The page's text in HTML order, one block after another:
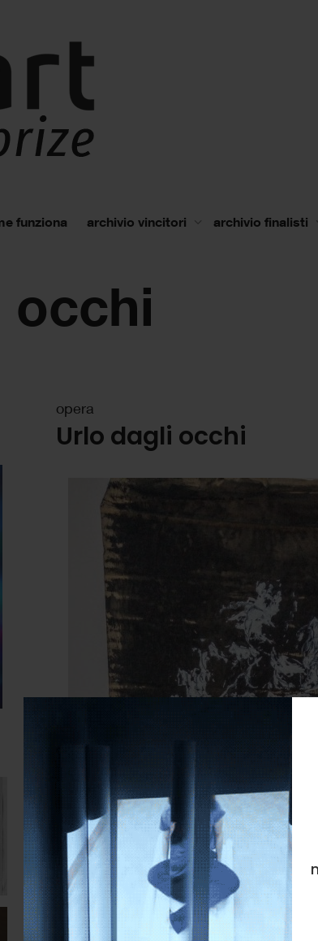
funziona archivio vincitori archivio finalisti
occhi
opera
Urlo dagli occhi